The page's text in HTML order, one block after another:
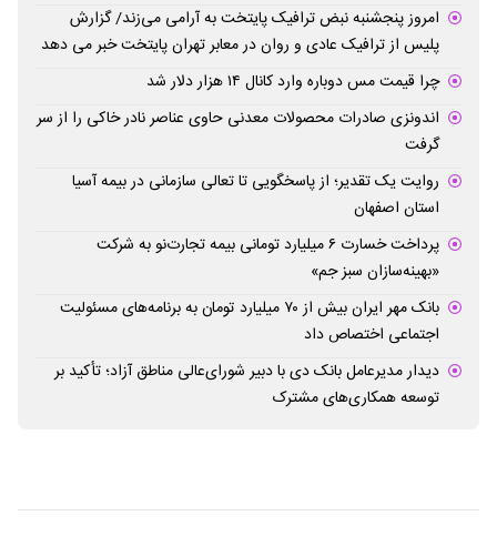
امروز پنجشنبه نبض ترافیک پایتخت به آرامی می‌زند/ گزارش
پلیس از ترافیک عادی و روان در معابر تهران پایتخت خبر می دهد
چرا قیمت مس دوباره وارد کانال ۱۴ هزار دلار شد
اندونزی صادرات محصولات معدنی حاوی عناصر نادر خاکی را از سر
گرفت
روایت یک تقدیر؛ از پاسخگویی تا تعالی سازمانی در بیمه آسیا
استان اصفهان
پرداخت خسارت ۶ میلیارد تومانی بیمه تجارت‌نو به شرکت
«بهینه‌سازان سبز جم»
بانک مهر ایران بیش از ۷۰ میلیارد تومان به برنامه‌های مسئولیت
اجتماعی اختصاص داد
دیدار مدیرعامل بانک دی با دبیر شورای‌عالی مناطق آزاد؛ تأکید بر
توسعه همکاری‌های مشترک